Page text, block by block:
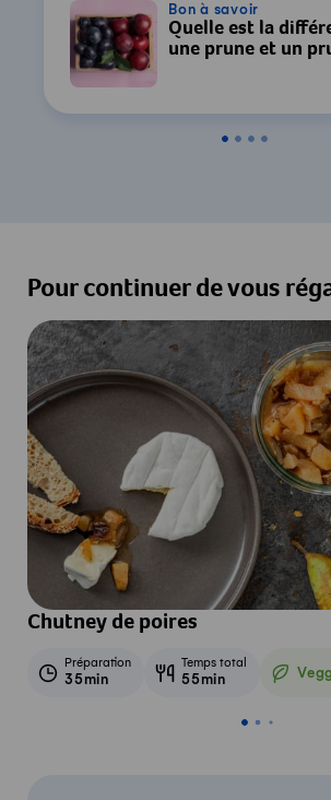
Bon à savoir
Quelle est la
une prune et un
Pour continuer de vous
Chutney de poires
Préparation
35min
Temps total
55min Veggie